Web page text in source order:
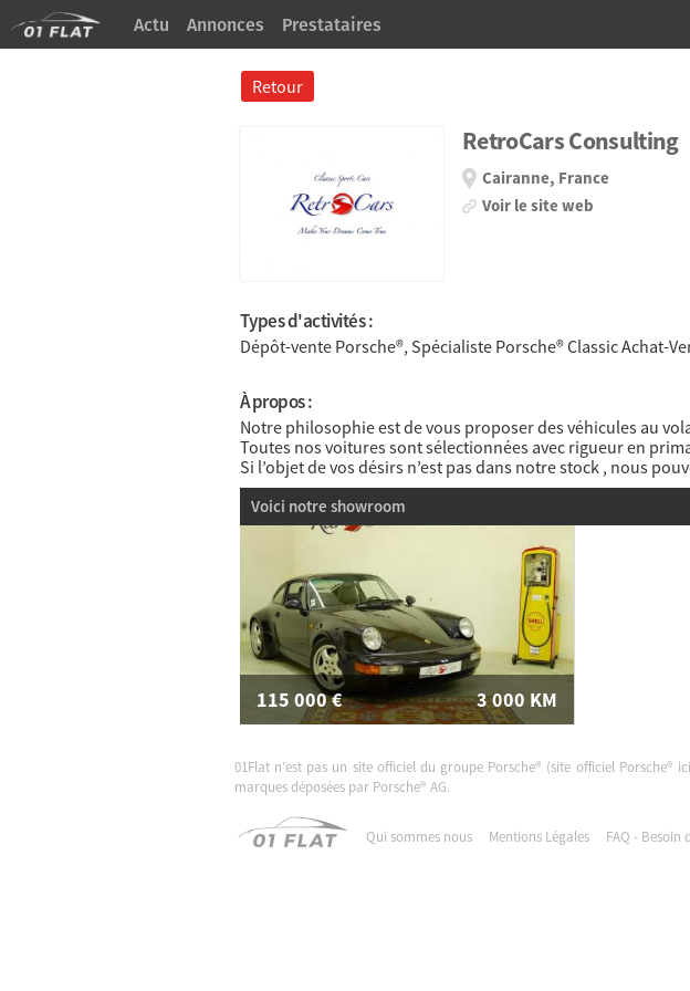
Actu Annonces Prestataires
Retour
RetroCars Consulting
Cairanne, France
Voir le site web
Types d'activités :
Dépôt-vente Porsche®, Spécialiste Porsche® Classic Achat-
À propos :
Notre philosophie est de vous proposer des véhicules au
Toutes nos voitures sont sélectionnées avec rigueur en
Si l’objet de vos désirs n’est pas dans notre stock , nous
Voici notre showroom
01FLAT1666 911-964 - Carrera 4 Anniversaire (1993-94)
115 000€ 3 000 KM
01Flat n’est pas un site officiel du groupe Porsche® (site officiel Porsche® ici
marques déposées par Porsche® AG.
Qui sommes nous Mentions Légales FAQ - Besoin